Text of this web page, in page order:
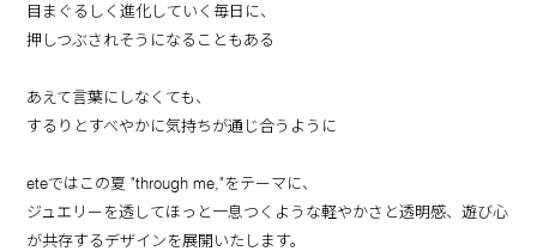
目まぐるしく進化していく毎日に、
押しつぶされそうになることもある
あえて言葉にしなくても、
するりとすべやかに気持ちが通じ合うように
eteではこの夏 "through me,"をテーマに、
ジュエリーを透してほっと一息つくような軽やかさと透明感、遊び心
が共存するデザインを展開いたします。